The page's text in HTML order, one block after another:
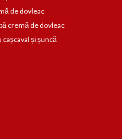
de dovleac
cremă de dovleac
cașcaval și șuncă